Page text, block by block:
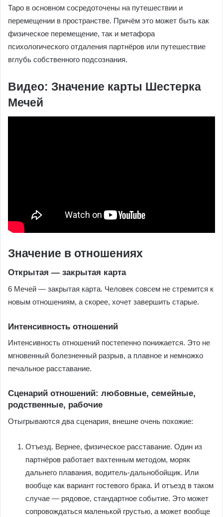
Таро в основном сосредоточены на путешествии и
перемещении в пространстве. Причём это может быть как
физическое перемещение, так и метафора
психологического отдаления партнёров или путешествие
вглубь собственного подсознания.
Видео: Значение карты Шестерка
Мечей
Значение в отношениях
Открытая — закрытая карта
6 Мечей — закрытая карта. Человек совсем не стремится к
новым отношениям, а скорее, хочет завершить старые.
Интенсивность отношений
Интенсивность отношений постепенно понижается. Это не
мгновенный болезненный разрыв, а плавное и немножко
печальное расставание.
Сценарий отношений: любовные, семейные,
родственные, рабочие
Отыгрываются два сценария, внешне очень похожие:
Отъезд. Вернее, физическое расставание. Один из
партнёров работает вахтенным методом, моряк
дальнего плавания, водитель-дальнобойщик. Или
вообще как вариант гостевого брака. И отъезд в таком
случае — рядовое, стандартное событие. Это может
сопровождаться маленькой грустью, а может вообще